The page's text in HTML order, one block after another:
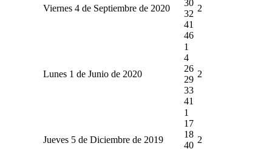
Viernes 4 de Septiembre de 2020
30
32
41
46
2
Lunes 1 de Junio de 2020
1
4
26
29
33
41
2
Jueves 5 de Diciembre de 2019
1
17
18
40
2